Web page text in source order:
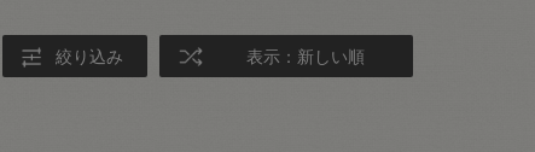
絞り込み 表示：新しい順